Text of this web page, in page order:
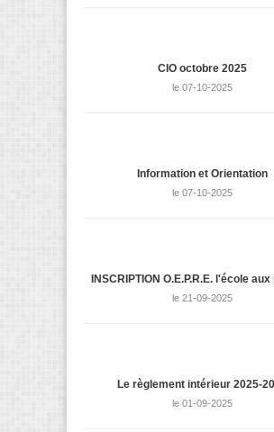
CIO octobre 2025
le 07-10-2025
Information et Orientation
le 07-10-2025
INSCRIPTION O.E.P.R.E. l'école
le 21-09-2025
Le règlement intérieur 2025-
le 01-09-2025